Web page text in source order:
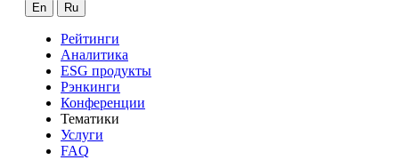
En Ru
Рейтинги
Аналитика
ESG продукты
Рэнкинги
Конференции
Тематики
Услуги
FAQ